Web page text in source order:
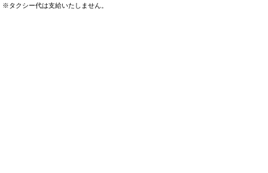
※タクシー代は支給いたしません。